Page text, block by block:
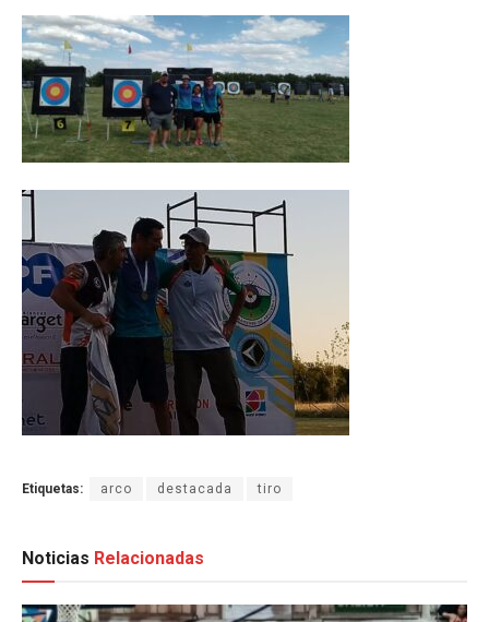
Etiquetas: arco destacada tiro
Noticias Relacionadas